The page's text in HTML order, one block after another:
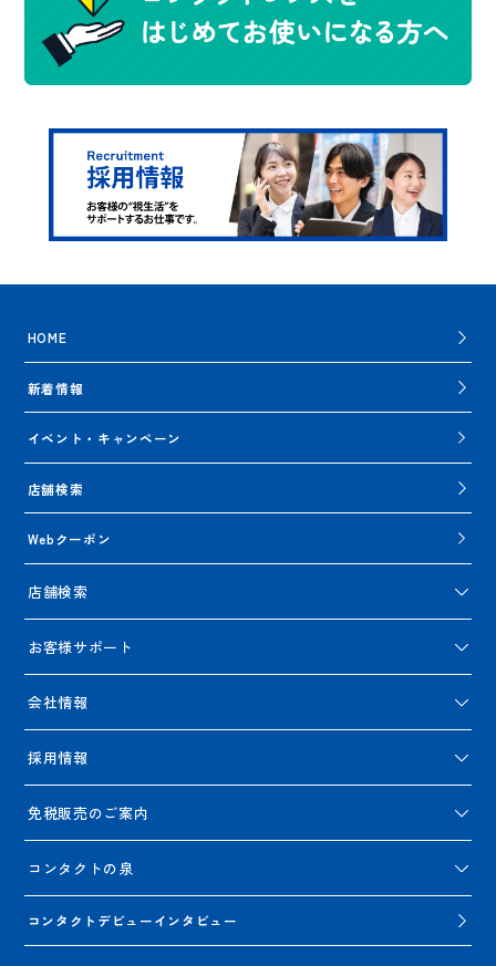
HOME
新着情報
イベント・キャンペーン
店舗検索
Webクーポン
店舗検索
お客様サポート
会社情報
採用情報
免税販売のご案内
コンタクトの泉
コンタクトデビューインタビュー